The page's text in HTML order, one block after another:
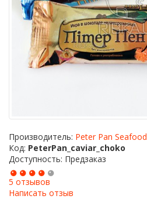
Производитель: Peter Pan Seafood
Код: PeterPan_caviar_choko
Доступность: Предзаказ
5 отзывов
Написать отзыв